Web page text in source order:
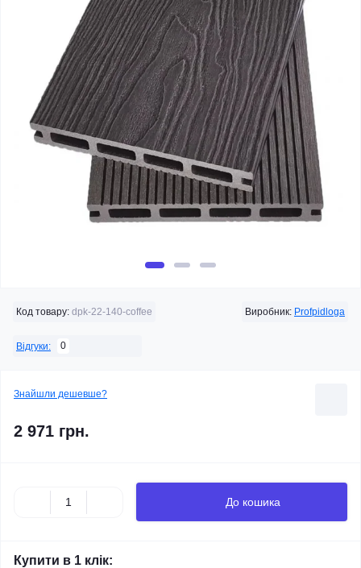
Код товару: dpk-22-140-coffee Виробник: Profpidloga
Відгуки: 0
Знайшли дешевше?
2 971 грн.
До кошика
Купити в 1 клік: